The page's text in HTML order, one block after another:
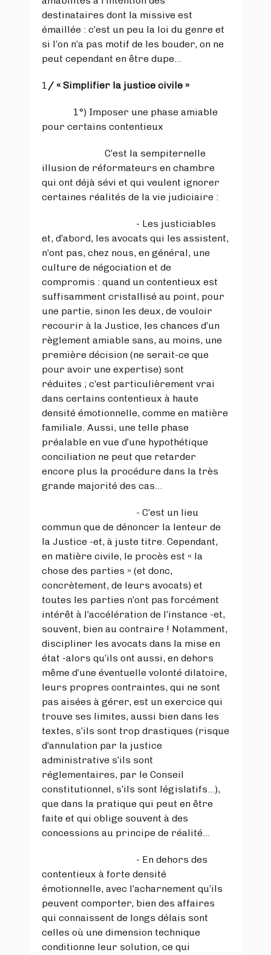
destinataires dont la missive est
émaillée : c’est un peu la loi du genre et
si l’on n’a pas motif de les bouder, on ne
peut cependant en être dupe…
1 / « Simplifier la justice civile »
1°) Imposer une phase amiable
pour certains contentieux
C’est la sempiternelle
illusion de réformateurs en chambre
qui ont déjà sévi et qui veulent ignorer
certaines réalités de la vie judiciaire :
- Les justiciables
et, d’abord, les avocats qui les assistent,
n’ont pas, chez nous, en général, une
culture de négociation et de
compromis : quand un contentieux est
suffisamment cristallisé au point, pour
une partie, sinon les deux, de vouloir
recourir à la Justice, les chances d’un
règlement amiable sans, au moins, une
première décision (ne serait-ce que
pour avoir une expertise) sont
réduites ; c’est particulièrement vrai
dans certains contentieux à haute
densité émotionnelle, comme en matière
familiale. Aussi, une telle phase
préalable en vue d’une hypothétique
conciliation ne peut que retarder
encore plus la procédure dans la très
grande majorité des cas…
- C’est un lieu
commun que de dénoncer la lenteur de
la Justice -et, à juste titre. Cependant,
en matière civile, le procès est « la
chose des parties » (et donc,
concrètement, de leurs avocats) et
toutes les parties n’ont pas forcément
intérêt à l’accélération de l’instance -et,
souvent, bien au contraire ! Notamment,
discipliner les avocats dans la mise en
état -alors qu’ils ont aussi, en dehors
même d’une éventuelle volonté dilatoire,
leurs propres contraintes, qui ne sont
pas aisées à gérer, est un exercice qui
trouve ses limites, aussi bien dans les
textes, s’ils sont trop drastiques (risque
d’annulation par la justice
administrative s’ils sont
réglementaires, par le Conseil
constitutionnel, s’ils sont législatifs…),
que dans la pratique qui peut en être
faite et qui oblige souvent à des
concessions au principe de réalité…
- En dehors des
contentieux à forte densité
émotionnelle, avec l’acharnement qu’ils
peuvent comporter, bien des affaires
qui connaissent de longs délais sont
celles où une dimension technique
conditionne leur solution, ce qui